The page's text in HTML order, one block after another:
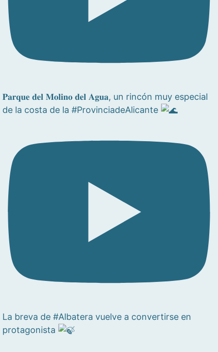
𝐏𝐚𝐫𝐪𝐮𝐞 𝐝𝐞𝐥 𝐌𝐨𝐥𝐢𝐧𝐨 𝐝𝐞𝐥 𝐀𝐠𝐮𝐚, un rincón muy especial
de la costa de la #ProvinciadeAlicante
La breva de #Albatera vuelve a convertirse en
protagonista